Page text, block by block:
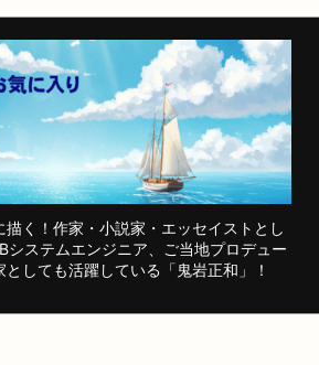
描く！作家・小説家・エッセイストとし
システムエンジニア、ご当地プロデュー
しても活躍している「鬼岩正和」！